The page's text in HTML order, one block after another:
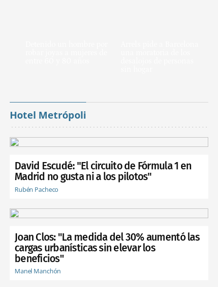
Hotel Metrópoli
David Escudé: "El circuito de Fórmula 1 en
Madrid no gusta ni a los pilotos"
Rubén Pacheco
Joan Clos: "La medida del 30% aumentó las
cargas urbanísticas sin elevar los
beneficios"
Manel Manchón